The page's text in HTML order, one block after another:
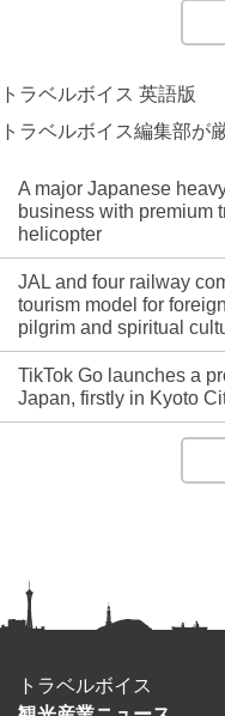
トラベルボイス 英語版
トラベルボイス編集部が
A major Japanese
business with premium
helicopter
JAL and four railway
tourism model for
pilgrim and spiritual
TikTok Go launches a
Japan, firstly in Kyoto
トラベルボイス